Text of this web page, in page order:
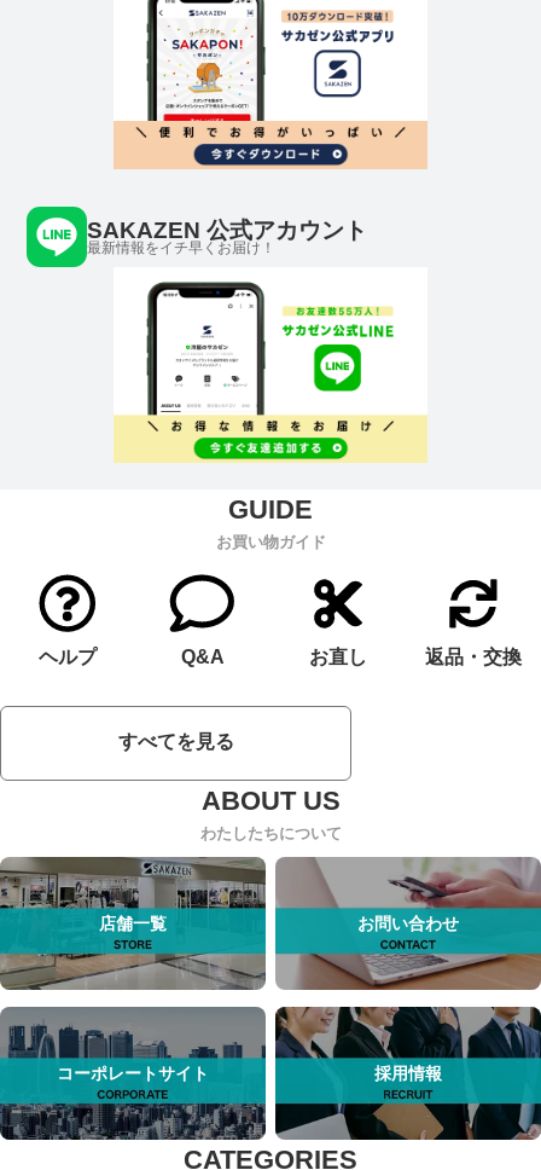
SAKAZEN 公式アカウント
最新情報をイチ早くお届け！
お買い物ガイド
ヘルプ Q&A お直し 返品・交換
すべてを見る
わたしたちについて
店舗一覧 お問い合わせ
コーポレートサイト 採用情報